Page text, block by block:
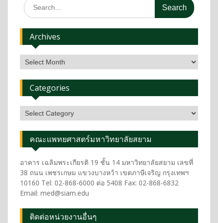
Archives
Categories
คณะแพทยศาสตร์มหาวิทยาลัยสยาม
อาคาร เฉลิมพระเกียรติ 19 ชั้น 14 มหาวิทยาลัยสยาม เลขที่
38 ถนน เพชรเกษม แขวงบางหว้า เขตภาษีเจริญ กรุงเทพฯ
10160 Tel: 02-868-6000 ต่อ 5408 Fax: 02-868-6832
Email: med@siam.edu
ติดต่อหน่วยงานอื่นๆ